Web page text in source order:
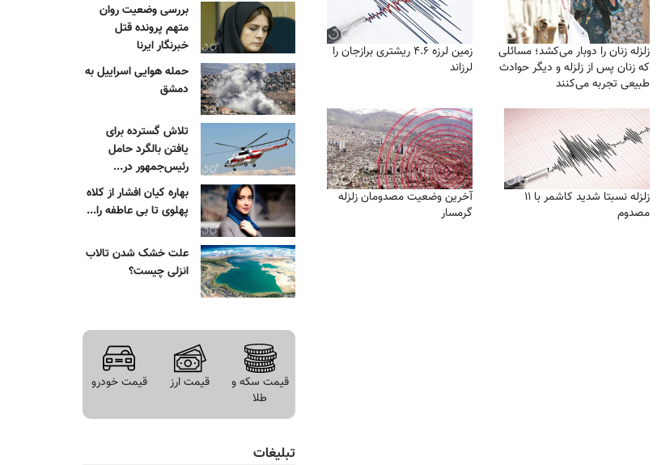
زلزله زنان را دوبار می‏‌کشد؛ مسائلی
که زنان پس از زلزله و دیگر حوادث
طبیعی تجربه می‏‌کنند
زمين لرزه ۴.۶ ريشترى برازجان را
لرزاند
زلزله نسبتا شدید کاشمر با ۱۱
مصدوم
آخرین وضعیت مصدومان زلزله
گرمسار
بررسی وضعیت روان
متهم پرونده قتل
خبرنگار ایرنا
حمله هوایی اسراییل به
دمشق
تلاش گسترده برای
یافتن بالگرد حامل
رئیس‌جمهور در...
بهاره کیان افشار از کلاه
پهلوی تا بی عاطفه را...
علت خشک شدن تالاب
انزلی چیست؟
قیمت سکه و
طلا
قیمت ارز قیمت خودرو
تبلیغات